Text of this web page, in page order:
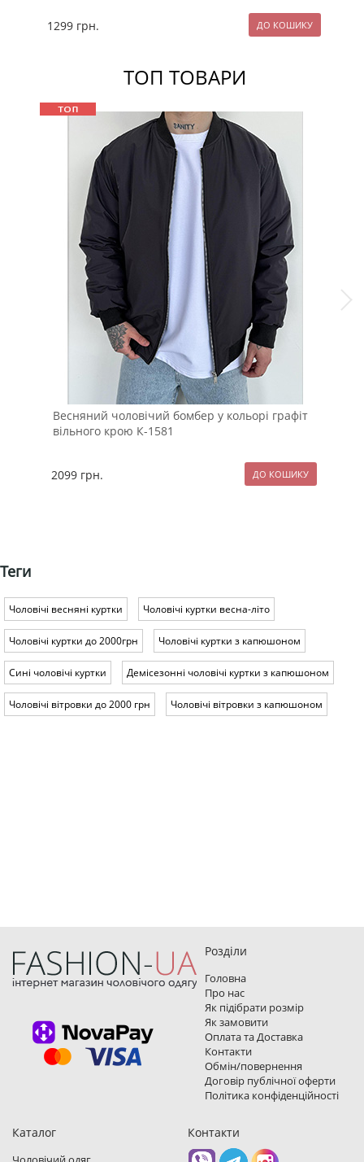
1299 грн.
ТОП ТОВАРИ
Весняний чоловічий бомбер у кольорі графіт
вільного крою К-1581
2099 грн.
Теги
Чоловічі весняні куртки Чоловічі куртки весна-літо
Чоловічі куртки до 2000грн Чоловічі куртки з капюшоном
Сині чоловічі куртки Демісезонні чоловічі куртки з капюшоном
Чоловічі вітровки до 2000 грн Чоловічі вітровки з капюшоном
Розділи
Головна
Про нас
Як підібрати розмір
Як замовити
Оплата та Доставка
Контакти
Обмін/повернення
Договір публічної оферти
Політика конфіденційності
Каталог Контакти